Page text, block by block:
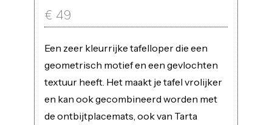
€ 49
Een zeer kleurrijke tafelloper die een
geometrisch motief en een gevlochten
textuur heeft. Het maakt je tafel vrolijker
en kan ook gecombineerd worden met
de ontbijtplacemats, ook van Tarta